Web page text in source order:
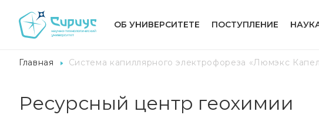
ОБ УНИВЕРСИТЕТЕ ПОСТУПЛЕНИЕ
Главная Система капиллярного электрофореза «Люмэкс
Ресурсный центр геохимии